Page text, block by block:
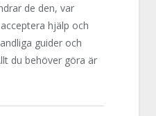
de den, var
hjälp och
guider och
du behöver göra är